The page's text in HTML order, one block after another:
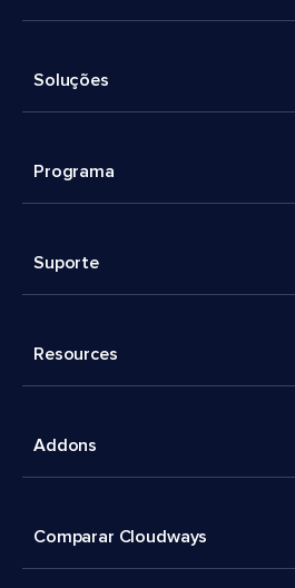
Soluções
Programa
Suporte
Resources
Addons
Comparar Cloudways